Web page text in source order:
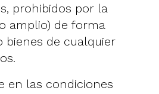
prohibidos por la
amplio) de forma
bienes de cualquier
en las condiciones